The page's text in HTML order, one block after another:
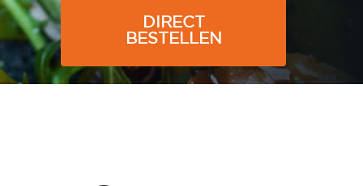
DIRECT
BESTELLEN